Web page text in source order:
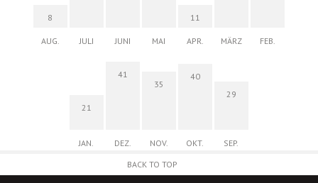
8
AUG. JULI JUNI MAI
11
APR. MÄRZ FEB.
21
JAN.
41
DEZ.
35
NOV.
40
OKT.
29
SEP.
BACK TO TOP